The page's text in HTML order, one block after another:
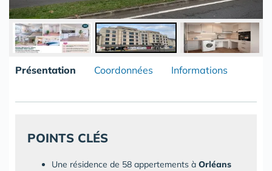
Présentation Coordonnées Informations
POINTS CLÉS
Une résidence de 58 appertements à Orléans